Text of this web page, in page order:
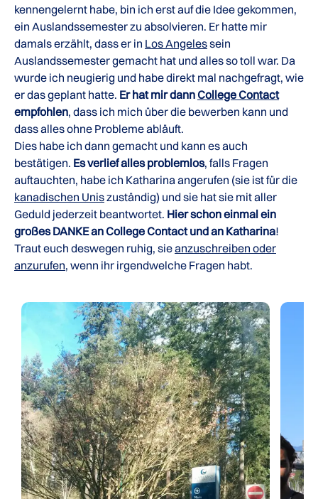
kennengelernt habe, bin ich erst auf die Idee gekommen,
ein Auslandssemester zu absolvieren. Er hatte mir
damals erzählt, dass er in Los Angelessein
Auslandssemester gemacht hat und alles so toll war. Da
wurde ich neugierig und habe direkt mal nachgefragt, wie
er das geplant hatte. Er hat mir dannCollege Contact
empfohlen, dass ich mich über die bewerben kann und
dass alles ohne Probleme abläuft.
Dies habe ich dann gemacht und kann es auch
bestätigen. Es verlief alles problemlos, falls Fragen
auftauchten, habe ich Katharina angerufen (sie ist für die
kanadischen Uniszuständig) und sie hat sie mit aller
Geduld jederzeit beantwortet. Hier schon einmal ein
großes DANKE an College Contact und an Katharina!
Traut euch deswegen ruhig, sieanzuschreiben oder
anzurufen, wenn ihr irgendwelche Fragen habt.